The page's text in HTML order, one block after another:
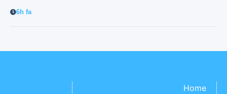
6h fa
Home